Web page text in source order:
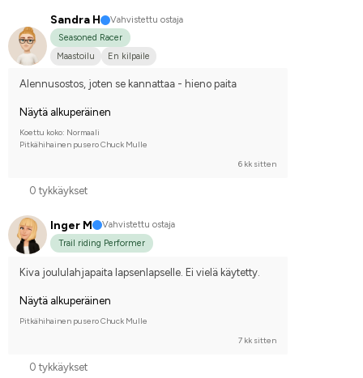
Sandra H
Vahvistettu ostaja
Seasoned Racer
Maastoilu
En kilpaile
Alennusostos, joten se kannattaa - hieno paita
Näytä alkuperäinen
Koettu koko: Normaali
Pitkähihainen pusero Chuck Mulle
6 kk sitten
0 tykkäykset
Inger M
Vahvistettu ostaja
Trail riding Performer
Kiva joululahjapaita lapsenlapselle. Ei vielä käytetty.
Näytä alkuperäinen
Pitkähihainen pusero Chuck Mulle
7 kk sitten
0 tykkäykset